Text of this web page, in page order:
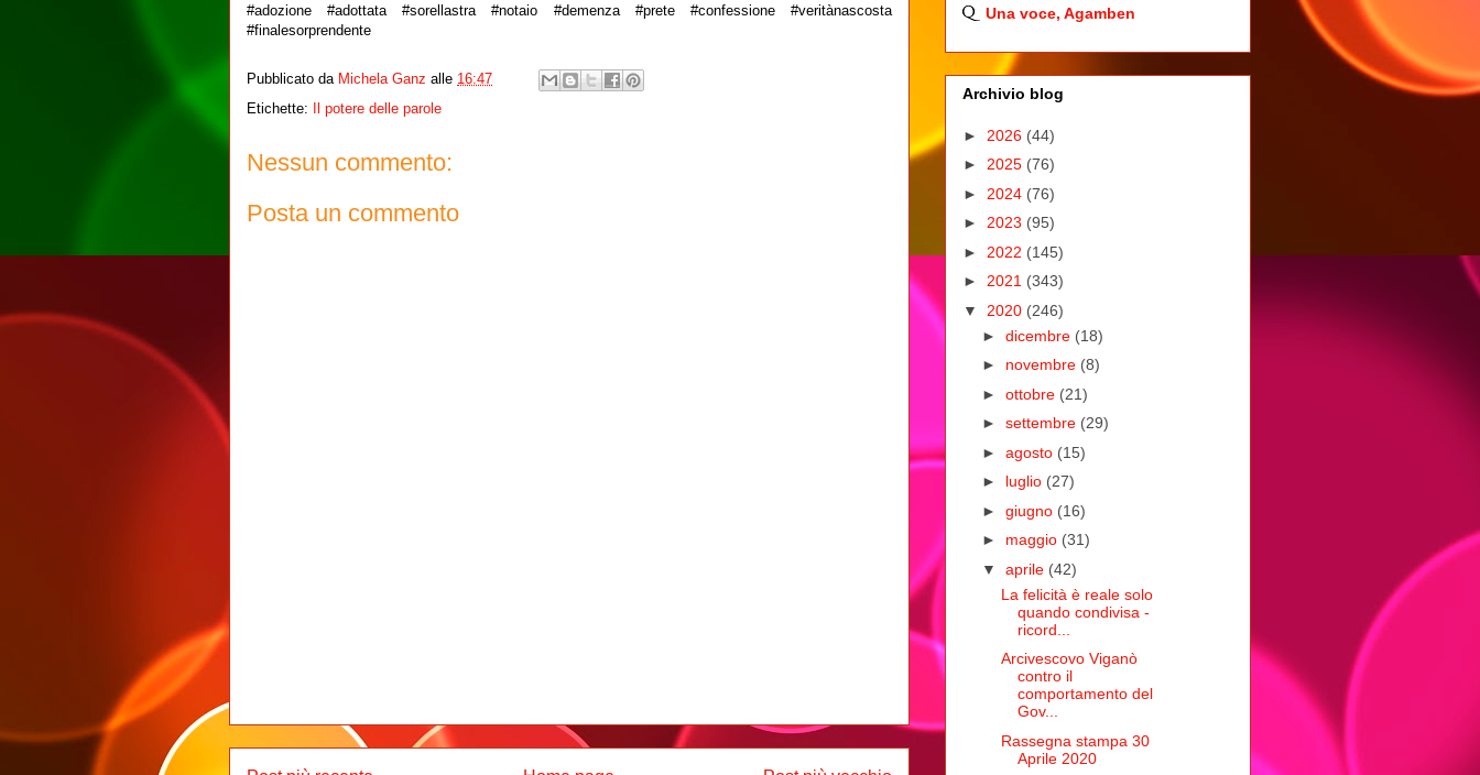
#adozione #adottata #sorellastra #notaio #demenza #prete #confessione #veritànascosta
#finalesorprendente
Pubblicato da Michela Ganz alle 16:47
Etichette:
Il potere delle parole
Nessun commento:
Posta un commento
Una voce, Agamben
Archivio blog
► 2026 (44)
► 2025 (76)
► 2024 (76)
► 2023 (95)
► 2022 (145)
► 2021 (343)
▼ 2020 (246)
► dicembre (18)
► novembre (8)
► ottobre (21)
► settembre (29)
► agosto (15)
► luglio (27)
► giugno (16)
► maggio (31)
▼ aprile (42)
La felicità è reale solo
quando condivisa -
ricord...
Arcivescovo Viganò
contro il
comportamento del
Gov...
Rassegna stampa 30
Aprile 2020